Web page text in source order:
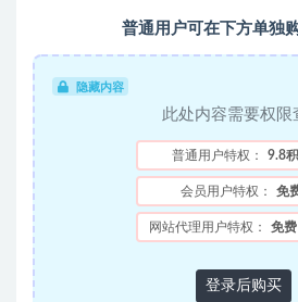
普通用户可在下方单独
隐藏内容
此处内容需要权限
普通用户特权： 9.8
会员用户特权： 免
网站代理用户特权： 免费
登录后购买